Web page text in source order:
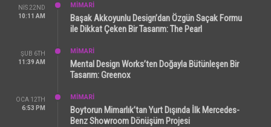
NIS 22ND
10:11 AM
MİMARİ
Başak Akkoyunlu Design’dan Özgün Saçak Formu
ile Dikkat Çeken Bir Tasarım: The Pearl
ŞUB 6TH
11:39 AM
MİMARİ
Mental Design Works’ten Doğayla Bütünleşen Bir
Tasarım: Greenox
OCA 12TH
6:53 PM
MİMARİ
Boytorun Mimarlık’tan Yurt Dışında İlk Mercedes-
Benz Showroom Dönüşüm Projesi